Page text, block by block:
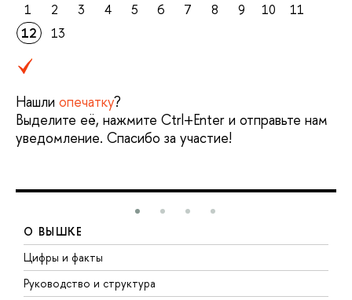
1 2 3 4 5 6 7 8 9 10
11
12
13
Нашли опечатку?
Выделите её, нажмите Ctrl+Enter и отправьте нам
уведомление. Спасибо за участие!
О ВЫШКЕ
Цифры и факты
Руководство и структура